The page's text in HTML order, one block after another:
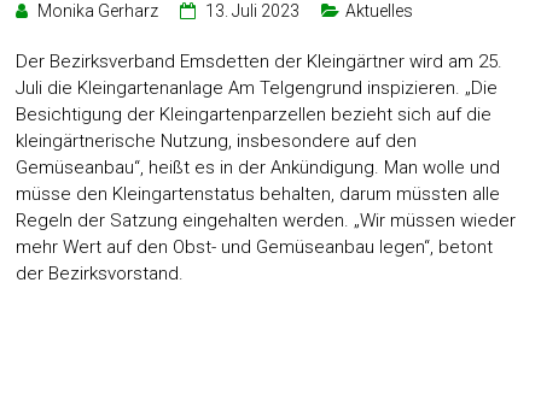
Monika Gerharz 13. Juli 2023 Aktuelles
Der Bezirksverband Emsdetten der Kleingärtner wird am 25.
Juli die Kleingartenanlage Am Telgengrund inspizieren. „Die
Besichtigung der Kleingartenparzellen bezieht sich auf die
kleingärtnerische Nutzung, insbesondere auf den
Gemüseanbau“, heißt es in der Ankündigung. Man wolle und
müsse den Kleingartenstatus behalten, darum müssten alle
Regeln der Satzung eingehalten werden. „Wir müssen wieder
mehr Wert auf den Obst- und Gemüseanbau legen“, betont
der Bezirksvorstand.